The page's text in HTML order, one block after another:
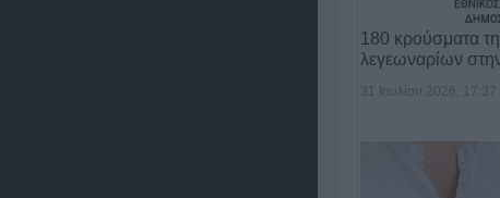
180 κρούσματα
λεγεωναρίων
31 Ιουλίου 2026, 17:37